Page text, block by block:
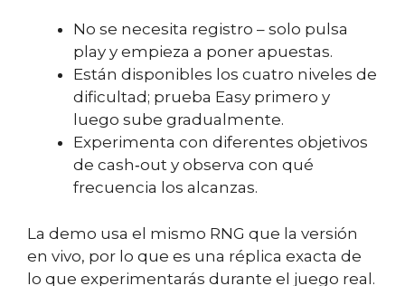
No se necesita registro – solo pulsa
play y empieza a poner apuestas.
Están disponibles los cuatro niveles de
dificultad; prueba Easy primero y
luego sube gradualmente.
Experimenta con diferentes objetivos
de cash‑out y observa con qué
frecuencia los alcanzas.
La demo usa el mismo RNG que la versión
en vivo, por lo que es una réplica exacta de
lo que experimentarás durante el juego real.